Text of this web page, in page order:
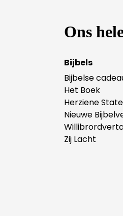
Ons
Bijbels
Bijbelse
Het Boek
Herziene
Nieuwe
Zij Lacht